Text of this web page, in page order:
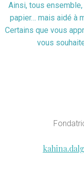
Ainsi, tous
papier… mais aidé à
Certains que vous
vous